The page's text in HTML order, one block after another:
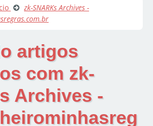
zk-SNARKs Archives -
artigos
com zk-
Archives -